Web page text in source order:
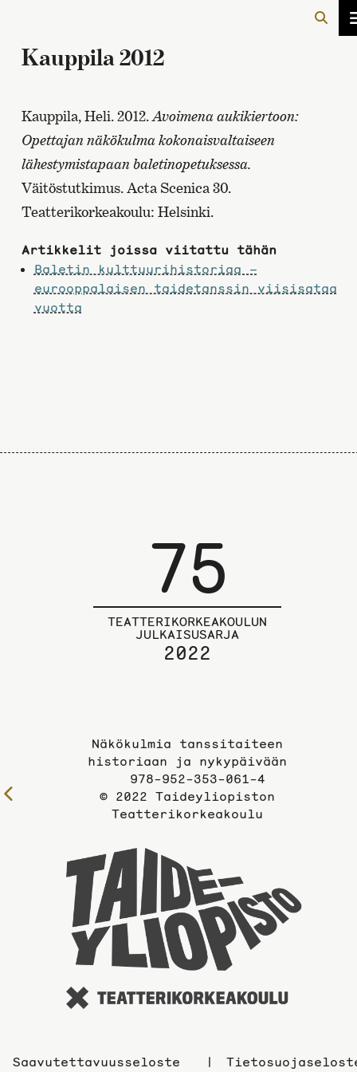
Kauppila 2012
Kauppila, Heli. 2012.Avoimena aukikiertoon:
Opettajan näkökulma kokonaisvaltaiseen
lähestymistapaan baletinopetuksessa.
Väitöstutkimus. Acta Scenica 30.
Teatterikorkeakoulu: Helsinki.
Artikkelit joissa viitattu tähän
Baletin kulttuurihistoriaa –
eurooppalaisen taidetanssin viisisataa
vuotta
Edelliselle
75
TEATTERIKORKEAKOULUN
JULKAISUSARJA
2022
Näkökulmia tanssitaiteen
historiaan ja nykypäivään
978-952-353-061-4
© 2022 Taideyliopiston
Teatterikorkeakoulu
Saavutettavuusseloste